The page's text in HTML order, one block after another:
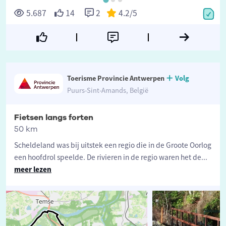
5.687 14 2 4.2/5
Toerisme Provincie Antwerpen
Volg
Puurs-Sint-Amands, België
Fietsen langs forten
50 km
Scheldeland was bij uitstek een regio die in de Groote Oorlog
een hoofdrol speelde. De rivieren in de regio waren het de...
meer lezen